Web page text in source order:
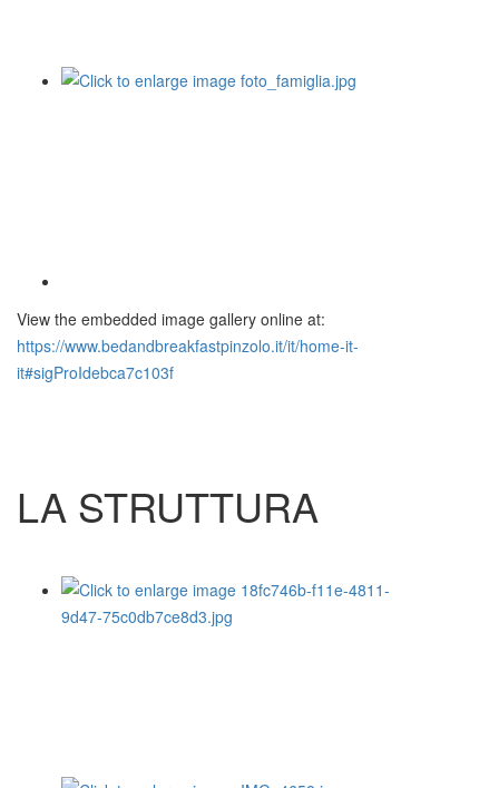
View the embedded image gallery online at:
https://www.bedandbreakfastpinzolo.it/it/home-it-
it#sigProIdebca7c103f
LA STRUTTURA